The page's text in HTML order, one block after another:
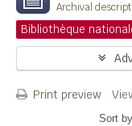
Archival
Print preview
Sort